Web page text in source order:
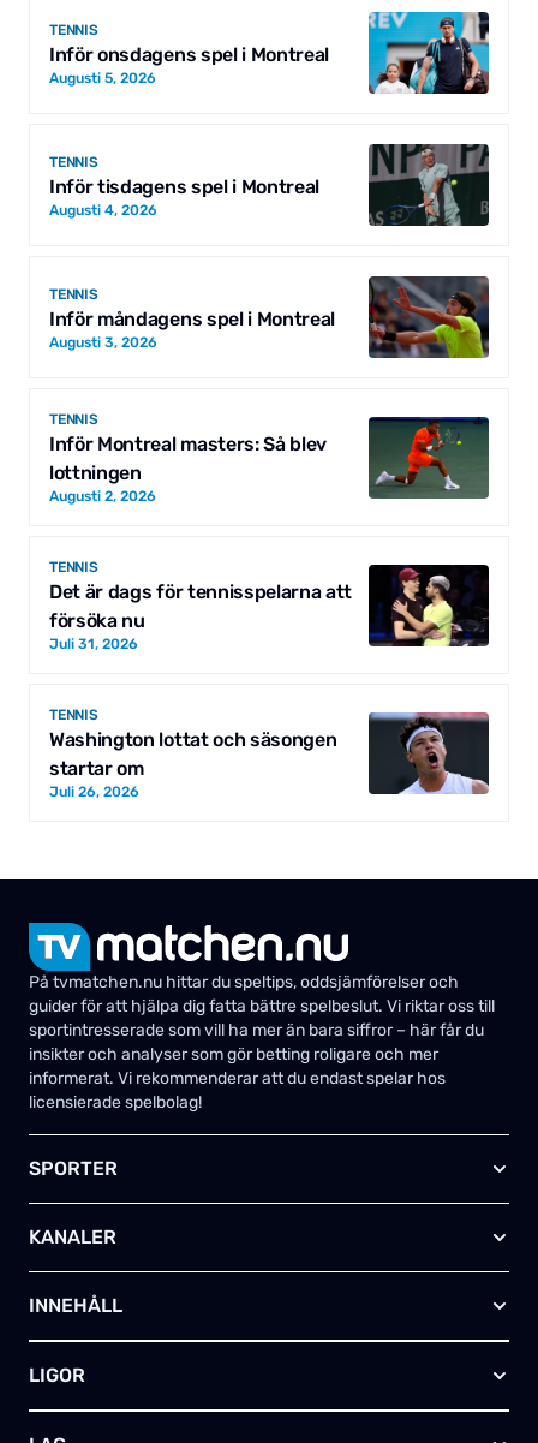
TENNIS
Inför onsdagens spel i Montreal
Augusti 5, 2026
TENNIS
Inför tisdagens spel i Montreal
Augusti 4, 2026
TENNIS
Inför måndagens spel i Montreal
Augusti 3, 2026
TENNIS
Inför Montreal masters: Så blev
lottningen
Augusti 2, 2026
TENNIS
Det är dags för tennisspelarna att
försöka nu
Juli 31, 2026
TENNIS
Washington lottat och säsongen
startar om
Juli 26, 2026
På tvmatchen.nu hittar du speltips, oddsjämförelser och
guider för att hjälpa dig fatta bättre spelbeslut. Vi riktar oss till
sportintresserade som vill ha mer än bara siffror – här får du
insikter och analyser som gör betting roligare och mer
informerat. Vi rekommenderar att du endast spelar hos
licensierade spelbolag!
SPORTER
Ishockey
Amerikansk fotboll
Basket
KANALER
TV4 Play Sport Total
Kanal 5
HBO Max (SE)
INNEHÅLL
Kontakta oss
Annonsera
LIGOR